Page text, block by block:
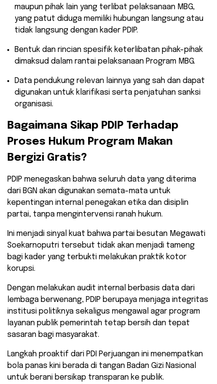
maupun pihak lain yang terlibat pelaksanaan MBG,
yang patut diduga memiliki hubungan langsung atau
tidak langsung dengan kader PDIP.
​Bentuk dan rincian spesifik keterlibatan pihak-pihak
dimaksud dalam rantai pelaksanaan Program MBG.
​Data pendukung relevan lainnya yang sah dan dapat
digunakan untuk klarifikasi serta penjatuhan sanksi
organisasi.
​Bagaimana Sikap PDIP Terhadap
Proses Hukum Program Makan
Bergizi Gratis?
​PDIP menegaskan bahwa seluruh data yang diterima
dari BGN akan digunakan semata-mata untuk
kepentingan internal penegakan etika dan disiplin
partai, tanpa mengintervensi ranah hukum.
Ini menjadi sinyal kuat bahwa partai besutan Megawati
Soekarnoputri tersebut tidak akan menjadi tameng
bagi kader yang terbukti melakukan praktik kotor
korupsi.
​Dengan melakukan audit internal berbasis data dari
lembaga berwenang, PDIP berupaya menjaga integritas
institusi politiknya sekaligus mengawal agar program
layanan publik pemerintah tetap bersih dan tepat
sasaran bagi masyarakat.
​Langkah proaktif dari PDI Perjuangan ini menempatkan
bola panas kini berada di tangan Badan Gizi Nasional
untuk berani bersikap transparan ke publik.